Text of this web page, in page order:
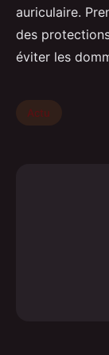
auriculaire.
des
éviter les
Actu